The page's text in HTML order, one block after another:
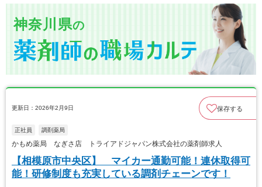
神奈川県の
更新日：2026年2月9日 保存する
正社員 調剤薬局
かもめ薬局 なぎさ店 トライアドジャパン株式会社の薬剤師求人
【相模原市中央区】 マイカー通勤可能！連休取得可
能！研修制度も充実している調剤チェーンです！